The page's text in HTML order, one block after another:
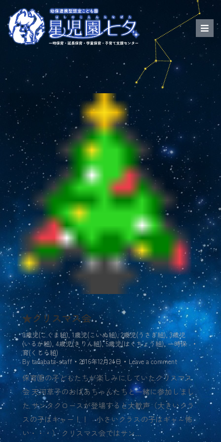
★クリスマス会
0歳児(こぐま組), 1歳児(こいぬ組),2歳児(うさぎ組),3歳児
(いるか組), 4歳児(きりん組),5歳児(はくちょう組),一時保
育(くじら組)
By tanabata-staff 2016年12月24日 Leave a comment
保育園の子どもたちが楽しみにしていたクリスマス
会 天河草子のおばあちゃんたちと一緒に参加しまし
た サンタクロースが登場すると大歓声（大きいクラ
スの子はキャー！！ 小さいクラスの子はギャ～怖
い・・・） クリスマス会ではサン…